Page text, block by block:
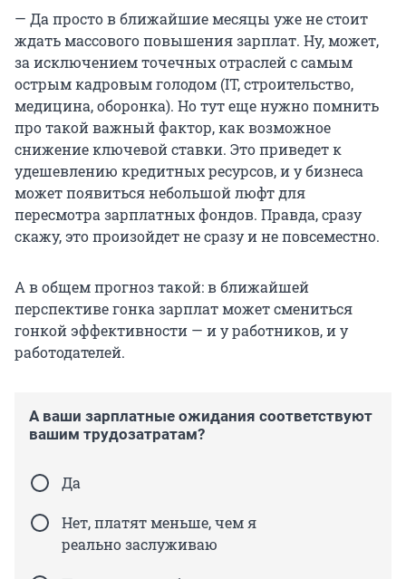
— Да просто в ближайшие месяцы уже не стоит
ждать массового повышения зарплат. Ну, может,
за исключением точечных отраслей с самым
острым кадровым голодом (IT, строительство,
медицина, оборонка). Но тут еще нужно помнить
про такой важный фактор, как возможное
снижение ключевой ставки. Это приведет к
удешевлению кредитных ресурсов, и у бизнеса
может появиться небольшой люфт для
пересмотра зарплатных фондов. Правда, сразу
скажу, это произойдет не сразу и не повсеместно.
А в общем прогноз такой: в ближайшей
перспективе гонка зарплат может смениться
гонкой эффективности — и у работников, и у
работодателей.
А ваши зарплатные ожидания соответствуют
вашим трудозатратам?
Да
Нет, платят меньше, чем я
реально заслуживаю